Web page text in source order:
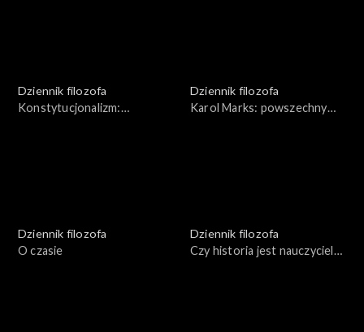
Dziennik filozofa
Konstytucjonalizm:
Dziennik filozofa
Karol Marks: powszechny
Dziennik filozofa
O czasie
Dziennik filozofa
Czy historia jest nauczycielką